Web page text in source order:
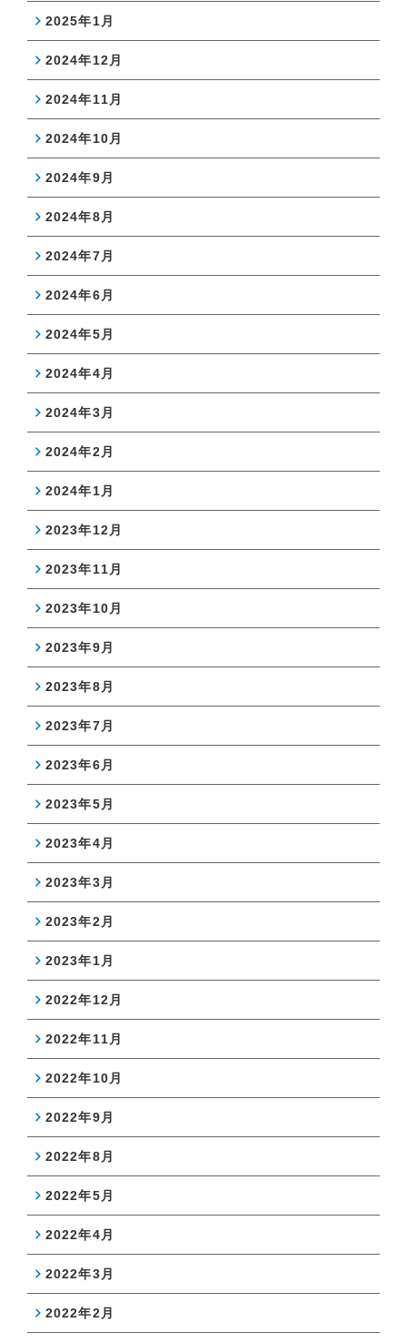
2025年1月
2024年12月
2024年11月
2024年10月
2024年9月
2024年8月
2024年7月
2024年6月
2024年5月
2024年4月
2024年3月
2024年2月
2024年1月
2023年12月
2023年11月
2023年10月
2023年9月
2023年8月
2023年7月
2023年6月
2023年5月
2023年4月
2023年3月
2023年2月
2023年1月
2022年12月
2022年11月
2022年10月
2022年9月
2022年8月
2022年5月
2022年4月
2022年3月
2022年2月